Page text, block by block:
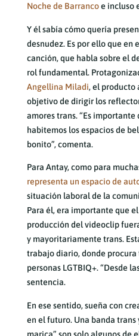
Noche de Barrancoe incluso
Y él sabía cómo quería
desnudez. Es por ello que en
canción, que habla sobre el
rol fundamental.
Angellina Miladi, el producto
objetivo de dirigir los
amores trans. “Es importante
habitemos los espacios de
bonito”, comenta.
Para Antay, como para
representa un espacio de
situación laboral de la
Para él, era importante que
producción del videoclip
y mayoritariamente trans.
trabajo diario, donde procura
personas LGTBIQ+. “Desde
sentencia.
En ese sentido, sueña con
en el futuro. Una banda trans
marica” son solo algunos de